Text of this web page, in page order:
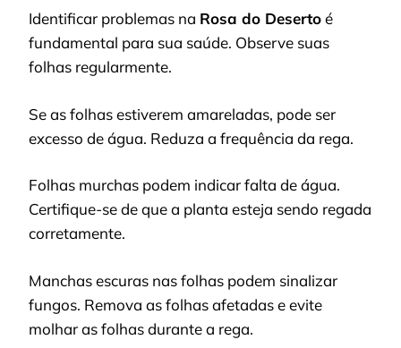
Identificar problemas na Rosa do Desertoé
fundamental para sua saúde. Observe suas
folhas regularmente.
Se as folhas estiverem amareladas, pode ser
excesso de água. Reduza a frequência da rega.
Folhas murchas podem indicar falta de água.
Certifique-se de que a planta esteja sendo regada
corretamente.
Manchas escuras nas folhas podem sinalizar
fungos. Remova as folhas afetadas e evite
molhar as folhas durante a rega.